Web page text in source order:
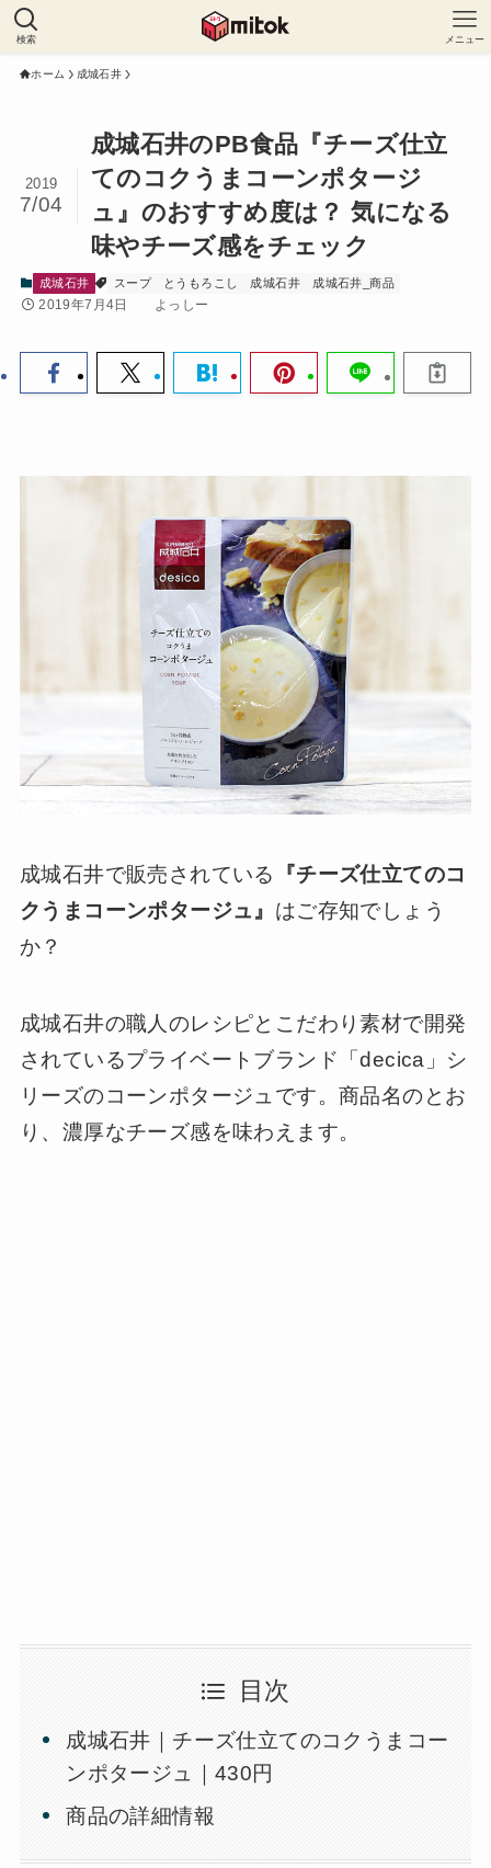
検索 メニュー
ホーム 成城石井
成城石井のPB食品『チーズ仕立
てのコクうまコーンポタージ
ュ』のおすすめ度は？ 気になる
味やチーズ感をチェック
2019
7/04
成城石井 スープ とうもろこし 成城石井 成城石井_商品
2019年7月4日 よっしー
成城石井で販売されている
『チーズ仕立てのコ
クうまコーンポタージュ』 はご存知でしょう
か？
成城石井の職人のレシピとこだわり素材で開発
されているプライベートブランド「decica」シ
リーズのコーンポタージュです。商品名のとお
り、濃厚なチーズ感を味わえます。
目次
成城石井｜チーズ仕立てのコクうまコー
ンポタージュ｜430円
商品の詳細情報